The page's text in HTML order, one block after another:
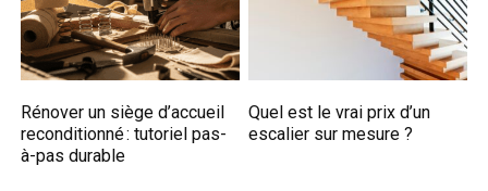
Rénover un siège d’accueil
reconditionné : tutoriel pas-
à-pas durable
Quel est le vrai prix d’un
escalier sur mesure ?